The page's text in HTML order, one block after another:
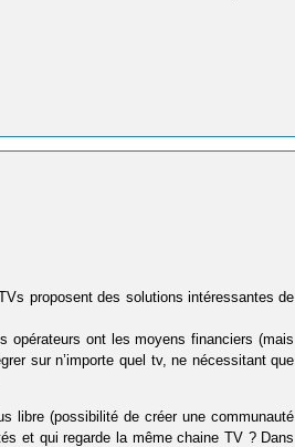
proposent des solutions intéressantes de
opérateurs ont les moyens financiers (mais
sur n’importe quel tv, ne nécessitant que
libre (possibilité de créer une communauté
et qui regarde la même chaine TV ? Dans